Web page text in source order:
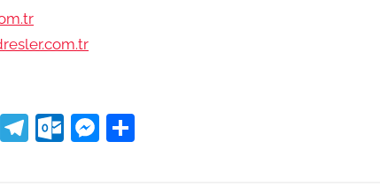
Li T
O
M